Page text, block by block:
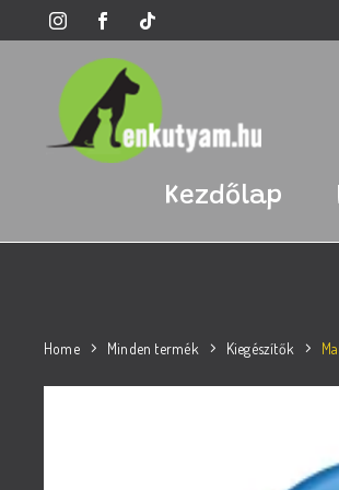
Kezdőlap
Home Minden termék Kiegészítők